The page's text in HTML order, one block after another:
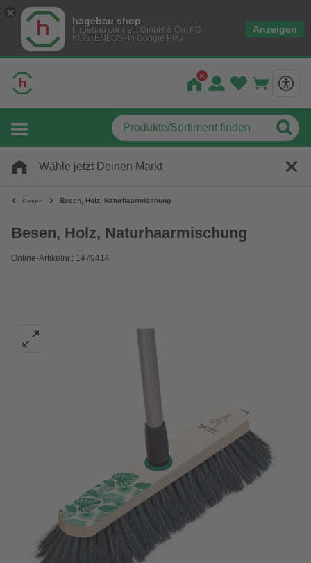
hagebau shop
hagebau connect GmbH & Co. KG
KOSTENLOS- In Google Play
Anzeigen
Wähle jetzt Deinen Markt
Besen Besen, Holz, Naturhaarmischung
Besen, Holz, Naturhaarmischung
Online-Artikelnr.: 1479414